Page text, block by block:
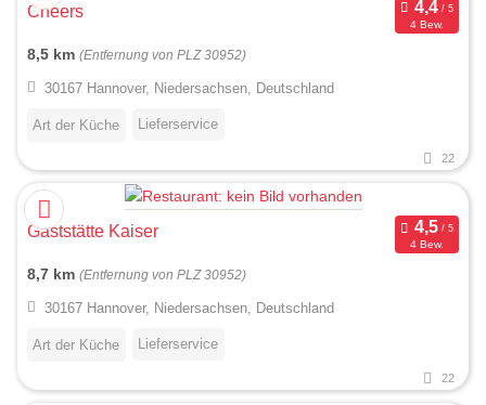
Cheers
4 Bew.
8,5 km (Entfernung von PLZ 30952)
30167 Hannover, Niedersachsen, Deutschland
Art der Küche Lieferservice
22
Gaststätte Kaiser
4 Bew.
8,7 km (Entfernung von PLZ 30952)
30167 Hannover, Niedersachsen, Deutschland
Art der Küche Lieferservice
22